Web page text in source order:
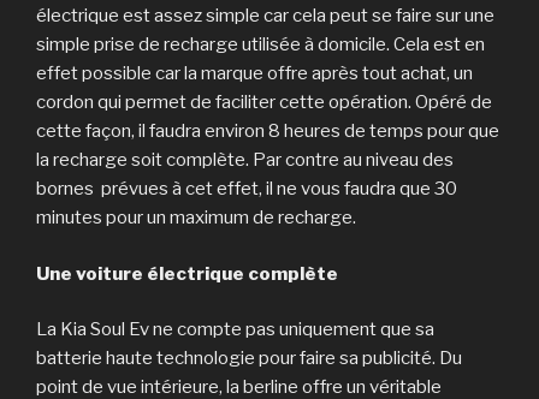
électrique est assez simple car cela peut se faire sur une
simple prise de recharge utilisée à domicile. Cela est en
effet possible car la marque offre après tout achat, un
cordon qui permet de faciliter cette opération. Opéré de
cette façon, il faudra environ 8 heures de temps pour que
la recharge soit complète. Par contre au niveau des
bornes prévues à cet effet, il ne vous faudra que 30
minutes pour un maximum de recharge.
Une voiture électrique complète
La Kia Soul Ev ne compte pas uniquement que sa
batterie haute technologie pour faire sa publicité. Du
point de vue intérieure, la berline offre un véritable